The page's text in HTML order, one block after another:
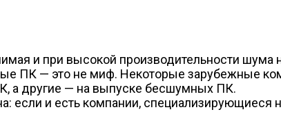
и при высокой производительности шума
ПК — это не миф. Некоторые зарубежные
а другие — на выпуске бесшумных ПК.
если и есть компании,